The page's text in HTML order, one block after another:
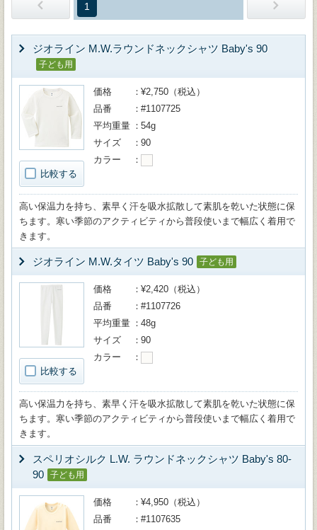
1
ジオライン M.W.ラウンドネックシャツ Baby's 90
子ども用
比較する
価格
¥2,750（税込）
品番
#1107725
平均重量
54g
サイズ
90
カラー
高い保温力を持ち、素早く汗を吸水拡散して素肌を乾いた状態に保
ちます。寒い季節のアクティビティから普段使いまで幅広く着用で
きます。
ジオライン M.W.タイツ Baby's 90 子ども用
比較する
価格
¥2,420（税込）
品番
#1107726
平均重量
48g
サイズ
90
カラー
高い保温力を持ち、素早く汗を吸水拡散して素肌を乾いた状態に保
ちます。寒い季節のアクティビティから普段使いまで幅広く着用で
きます。
スペリオシルク L.W. ラウンドネックシャツ Baby's 80-
90
子ども用
価格
¥4,950（税込）
品番
#1107635